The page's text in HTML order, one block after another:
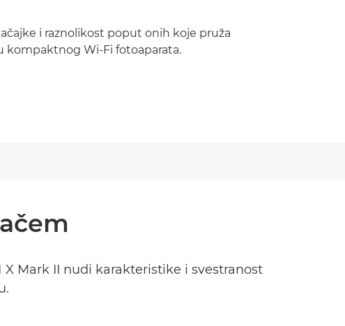
i raznolikost poput onih koje pruža
kompaktnog Wi-Fi fotoaparata.
Mark II nudi karakteristike i svestranost